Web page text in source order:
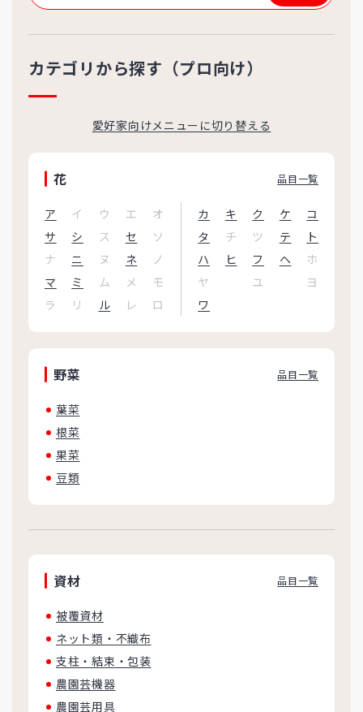
カテゴリから探す（プロ向け）
愛好家向けメニューに切り替える
花 品目一覧
ア イ ウ エ オ カ キ ク ケ
コ
サ
シ ス セ ソ タ チ ツ テ
ト
ナ
ニ ヌ ネ ノ ハ ヒ フ ヘ
ホ
マ
ミ ム メ モ ヤ ユ
ヨ
ラ
リ ル レ ロ ワ
野菜 品目一覧
葉菜
根菜
果菜
豆類
資材 品目一覧
被覆資材
ネット類・不織布
支柱・結束・包装
農園芸機器
農園芸用具